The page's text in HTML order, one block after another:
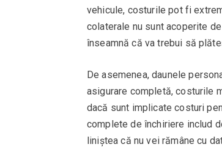
vehicule, costurile pot fi
colaterale nu sunt acoperite
înseamnă că va trebui să
De asemenea, daunele
asigurare completă, costurile
dacă sunt implicate costuri
complete de închiriere includ
liniștea că nu vei rămâne cu